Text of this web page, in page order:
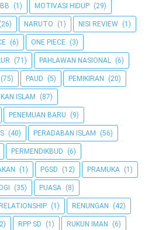
(1) MOTIVASI HIDUP (29)
(26) NARUTO (1) NISI REVIEW (1)
(6) ONE PIECE (3)
(71) PAHLAWAN NASIONAL (6)
(75) PAUD (5) PEMIKIRAN (20)
ISLAM (87)
PENEMUAN BARU (9)
(40) PERADABAN ISLAM (56)
PERMENDIKBUD (6)
(1) PGSD (12) PRAMUKA (1)
(35) PUASA (8)
RELATIONSHIP (1) RENUNGAN (42)
RPP SD (1) RUKUN IMAN (6)